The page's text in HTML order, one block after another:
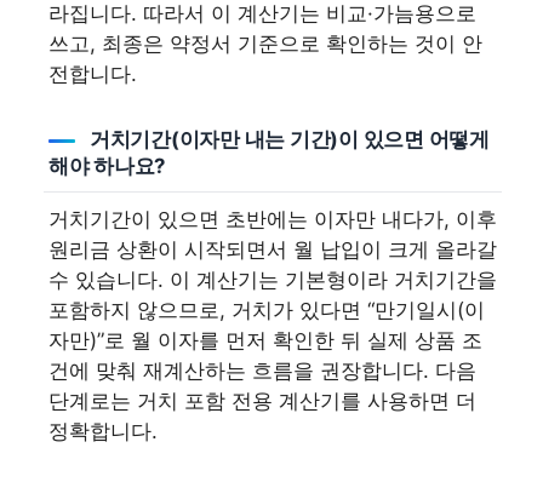
라집니다. 따라서 이 계산기는 비교·가늠용으로
쓰고, 최종은 약정서 기준으로 확인하는 것이 안
전합니다.
거치기간(이자만 내는 기간)이 있으면 어떻게
해야 하나요?
거치기간이 있으면 초반에는 이자만 내다가, 이후
원리금 상환이 시작되면서 월 납입이 크게 올라갈
수 있습니다. 이 계산기는 기본형이라 거치기간을
포함하지 않으므로, 거치가 있다면 “만기일시(이
자만)”로 월 이자를 먼저 확인한 뒤 실제 상품 조
건에 맞춰 재계산하는 흐름을 권장합니다. 다음
단계로는 거치 포함 전용 계산기를 사용하면 더
정확합니다.